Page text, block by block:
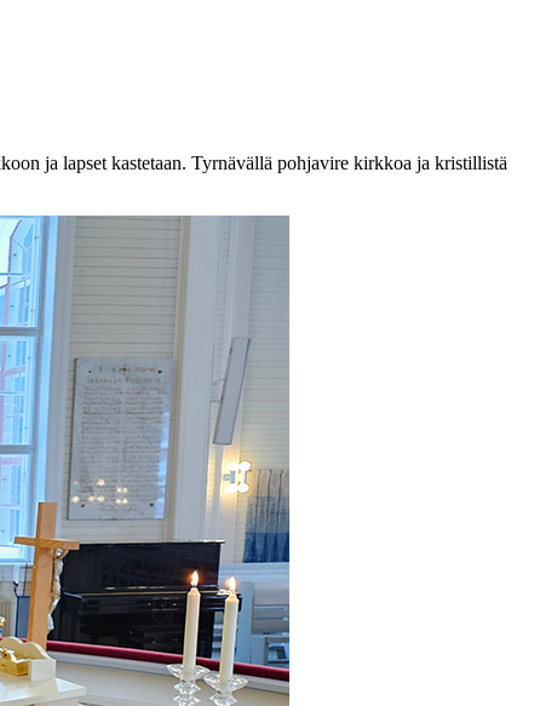
ja lapset kastetaan. Tyrnävällä pohjavire kirkkoa ja kristillistä